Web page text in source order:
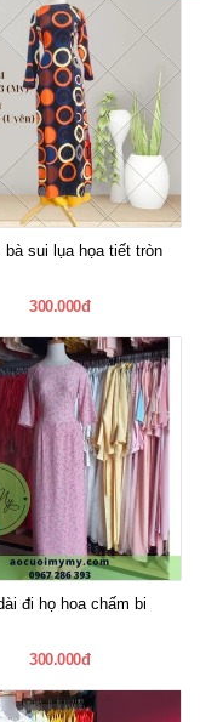
bà sui lụa họa tiết tròn
300.000đ
đi họ hoa chấm bi
300.000đ